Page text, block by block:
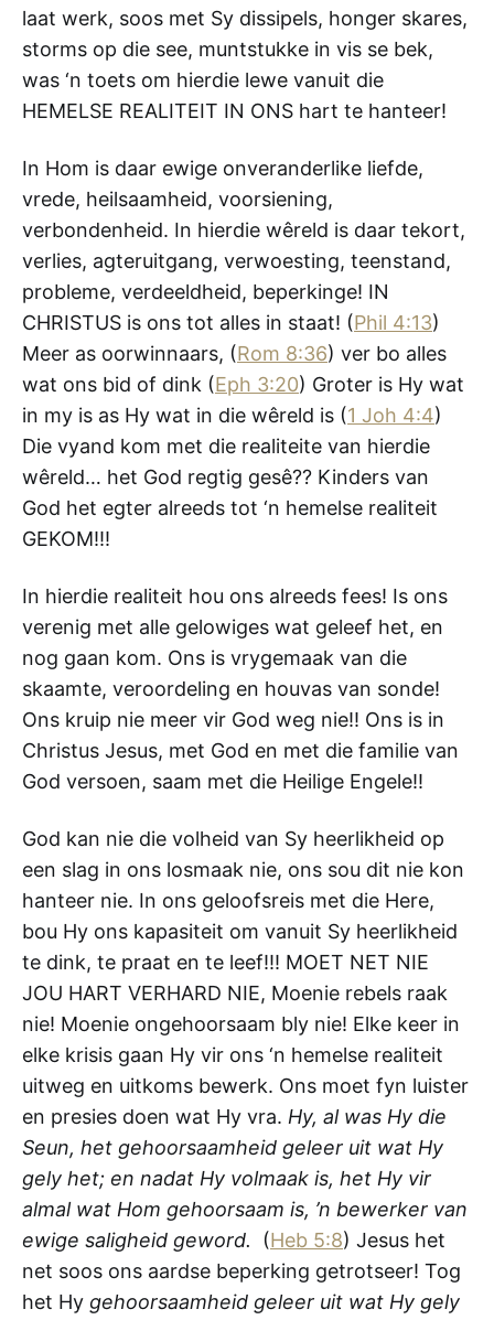
laat werk, soos met Sy dissipels, honger skares,
storms op die see, muntstukke in vis se bek,
was ‘n toets om hierdie lewe vanuit die
HEMELSE REALITEIT IN ONS hart te hanteer!
In Hom is daar ewige onveranderlike liefde,
vrede, heilsaamheid, voorsiening,
verbondenheid. In hierdie wêreld is daar tekort,
verlies, agteruitgang, verwoesting, teenstand,
probleme, verdeeldheid, beperkinge! IN
CHRISTUS is ons tot alles in staat! (Phil 4:13)
Meer as oorwinnaars, (Rom 8:36) ver bo alles
wat ons bid of dink (Eph 3:20) Groter is Hy wat
in my is as Hy wat in die wêreld is (1 Joh 4:4)
Die vyand kom met die realiteite van hierdie
wêreld… het God regtig gesê?? Kinders van
God het egter alreeds tot ‘n hemelse realiteit
GEKOM!!!
In hierdie realiteit hou ons alreeds fees! Is ons
verenig met alle gelowiges wat geleef het, en
nog gaan kom. Ons is vrygemaak van die
skaamte, veroordeling en houvas van sonde!
Ons kruip nie meer vir God weg nie!! Ons is in
Christus Jesus, met God en met die familie van
God versoen, saam met die Heilige Engele!!
God kan nie die volheid van Sy heerlikheid op
een slag in ons losmaak nie, ons sou dit nie kon
hanteer nie. In ons geloofsreis met die Here,
bou Hy ons kapasiteit om vanuit Sy heerlikheid
te dink, te praat en te leef!!! MOET NET NIE
JOU HART VERHARD NIE, Moenie rebels raak
nie! Moenie ongehoorsaam bly nie! Elke keer in
elke krisis gaan Hy vir ons ‘n hemelse realiteit
uitweg en uitkoms bewerk. Ons moet fyn luister
en presies doen wat Hy vra. Hy, al was Hy die
Seun, het gehoorsaamheid geleer uit wat Hy
gely het; en nadat Hy volmaak is, het Hy vir
almal wat Hom gehoorsaam is, ’n bewerker van
ewige saligheid geword. (Heb 5:8) Jesus het
net soos ons aardse beperking getrotseer! Tog
het Hy gehoorsaamheid geleer uit wat Hy gely